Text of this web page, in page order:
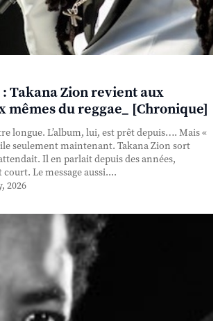
: Takana Zion revient aux
mêmes du reggae_ [Chronique]
longue. L’album, lui, est prêt depuis…. Mais «
seulement maintenant. Takana Zion sort
Il en parlait depuis des années,
Le message aussi....
2026